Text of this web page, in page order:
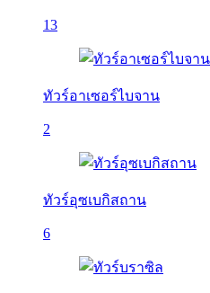
13
ทัวร์อาเซอร์ไบจาน
2
ทัวร์อุซเบกิสถาน
6